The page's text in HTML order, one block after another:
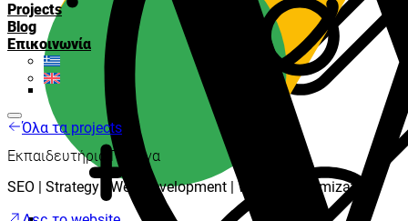
Projects
Blog
Επικοινωνία
Όλα τα projects
Εκπαιδευτήρια Γείτονα
SEO | Strategy | Web Development | Website Optimization